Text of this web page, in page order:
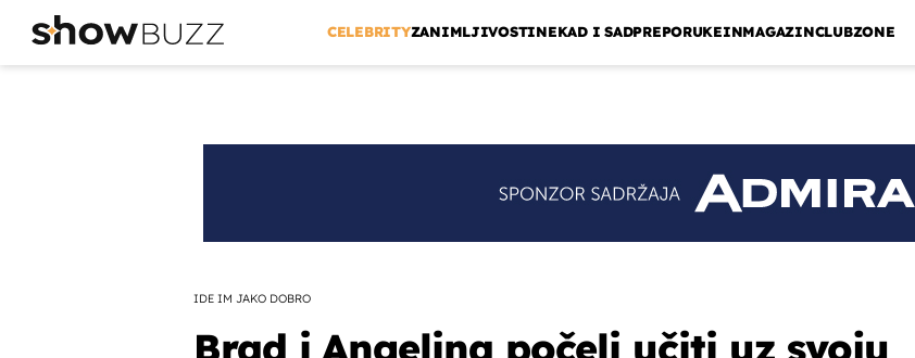
CELEBRITYZANIMLJIVOSTINEKAD I SADPREPORUKEINMAGAZINCLUBZONE
IDE IM JAKO DOBRO
Brad i Angelina počeli učiti uz svoju